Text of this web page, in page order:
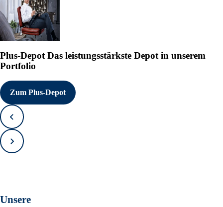
Plus-Depot Das leistungsstärkste Depot in unserem
Portfolio
Zum Plus-Depot
Zurück
Vorwärts
Unsere